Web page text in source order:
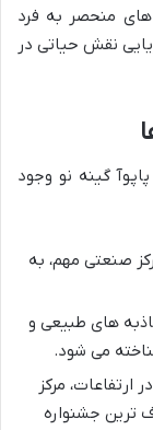
منحصر به فرد
نقش حیاتی در
گینه نو وجود
صنعتی مهم، به
های طبیعی و
می شود.
ارتفاعات، مرکز
ترین جشنواره